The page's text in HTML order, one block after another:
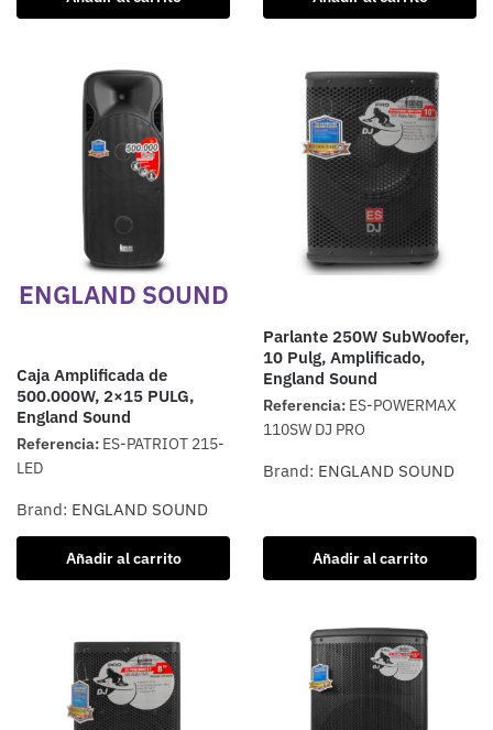
ENGLAND SOUND
Caja Amplificada de
500.000W, 2×15 PULG,
England Sound
Referencia: ES-PATRIOT 215-
LED
Brand: ENGLAND SOUND
Añadir al carrito
Parlante 250W SubWoofer,
10 Pulg, Amplificado,
England Sound
Referencia: ES-POWERMAX
110SW DJ PRO
Brand: ENGLAND SOUND
Añadir al carrito